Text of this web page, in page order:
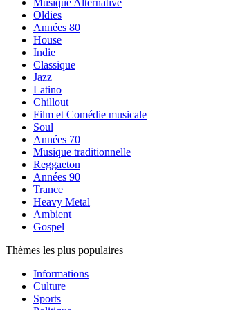
Musique Alternative
Oldies
Années 80
House
Indie
Classique
Jazz
Latino
Chillout
Film et Comédie musicale
Soul
Années 70
Musique traditionnelle
Reggaeton
Années 90
Trance
Heavy Metal
Ambient
Gospel
Thèmes les plus populaires
Informations
Culture
Sports